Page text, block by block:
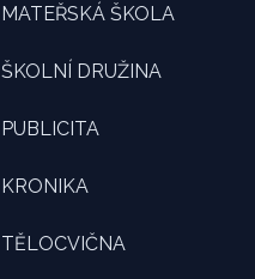
MATEŘSKÁ ŠKOLA
ŠKOLNÍ DRUŽINA
PUBLICITA
KRONIKA
TĚLOCVIČNA